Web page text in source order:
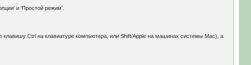
и 'Простой режим'.
Ctrl на клавиатуре компьютера, или Shift/Apple на машинах системы Mac), а